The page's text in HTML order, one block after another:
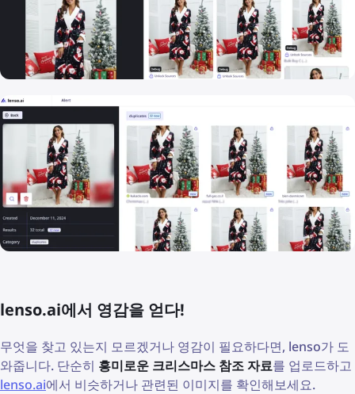
lenso.ai에서 영감을 얻다!
무엇을 찾고 있는지 모르겠거나 영감이 필요하다면, lenso가 도
와줍니다. 단순히 흥미로운 크리스마스 참조 자료를 업로드하고
lenso.ai에서 비슷하거나 관련된 이미지를 확인해보세요.